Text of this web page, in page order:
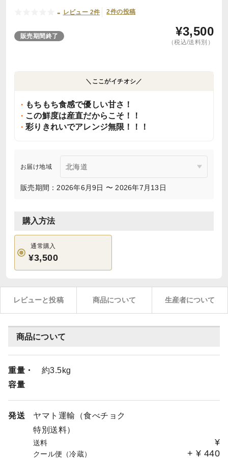
- レビュー 2件 2件の投稿
販売期間終了 ¥3,500
（税込/送料別）
＼ここがイチオシ／
もちもち食感で優しい甘さ！
この鮮度は産直だからこそ！！
彩りきれいでアレンジ無限！！！
お届け地域
販売期間：2026年6月9日 〜 2026年7月13日
購入方法
通常購入
¥3,500
レビューと投稿 商品について 生産者について
商品について
重量・
容量
約3.5kg
発送
ヤマト運輸（食べチョク
特別送料）
送料 ¥
クール便（冷蔵） + ¥ 440